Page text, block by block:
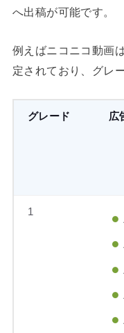
へ出稿が可能です。
例えばニコニコ動画
定されており、グレ
グレード 広
1